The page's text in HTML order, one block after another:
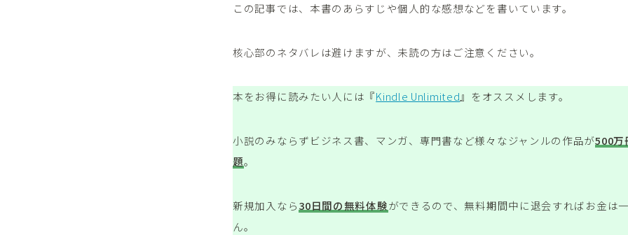
この記事では、本書のあらすじや個人的な感想などを書いています。
核心部のネタバレは避けますが、未読の方はご注意ください。
本をお得に読みたい人には『Kindle Unlimited』をオススメします。
小説のみならずビジネス書、マンガ、専門書など様々なジャンルの作品が500万
題。
新規加入なら30日間の無料体験ができるので、無料期間中に退会すればお金は
ん。